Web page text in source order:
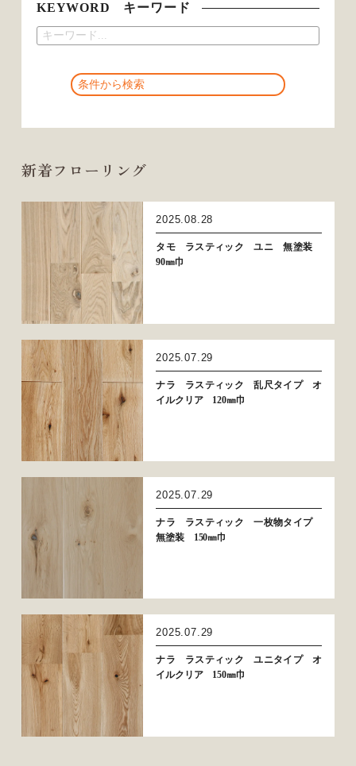
KEYWORD キーワード
新着フローリング
2025.08.28
タモ ラスティック ユニ 無塗装
90㎜巾
2025.07.29
ナラ ラスティック 乱尺タイプ オ
イルクリア 120㎜巾
2025.07.29
ナラ ラスティック 一枚物タイプ
無塗装 150㎜巾
2025.07.29
ナラ ラスティック ユニタイプ オ
イルクリア 150㎜巾